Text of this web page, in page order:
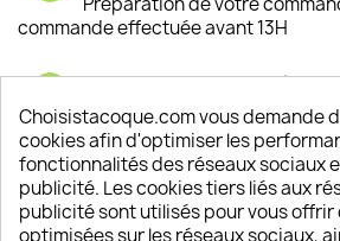
commande effectuée avant 13H
Satisfaction de nos clients
Depuis 2009, entre 92% et
sont satisfaits de nos produits
Un SAV à votre écoute
Notre SAV est disponible 6/7J
Choisistacoque.com vous demande
cookies afin d'optimiser les
fonctionnalités des réseaux sociaux
publicité. Les cookies tiers liés aux
publicité sont utilisés pour vous
optimisées sur les réseaux sociaux,